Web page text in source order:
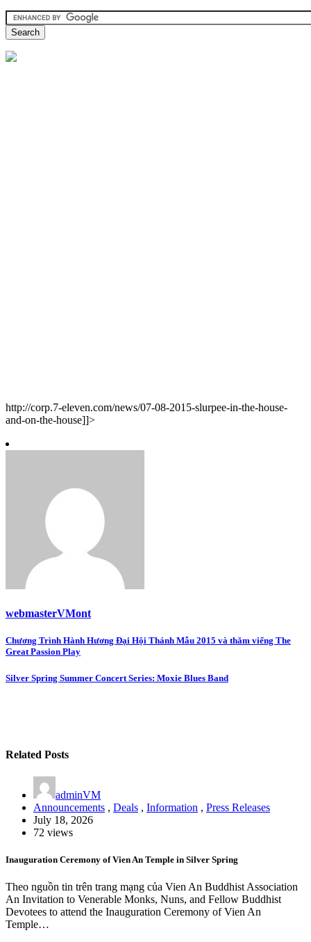
http://corp.7-eleven.com/news/07-08-2015-slurpee-in-the-house-
and-on-the-house]]>
webmasterVMont
Post
navigation
Chương Trình Hành Hương Đại Hội Thánh Mẫu 2015 và thăm viếng The
Great Passion Play
Silver Spring Summer Concert Series: Moxie Blues Band
Related Posts
adminVM
Announcements , Deals , Information , Press Releases
July 18, 2026
72 views
Inauguration Ceremony of Vien An Temple in Silver Spring
Theo nguồn tin trên trang mạng của Vien An Buddhist Association
An Invitation to Venerable Monks, Nuns, and Fellow Buddhist
Devotees to attend the Inauguration Ceremony of Vien An
Temple…